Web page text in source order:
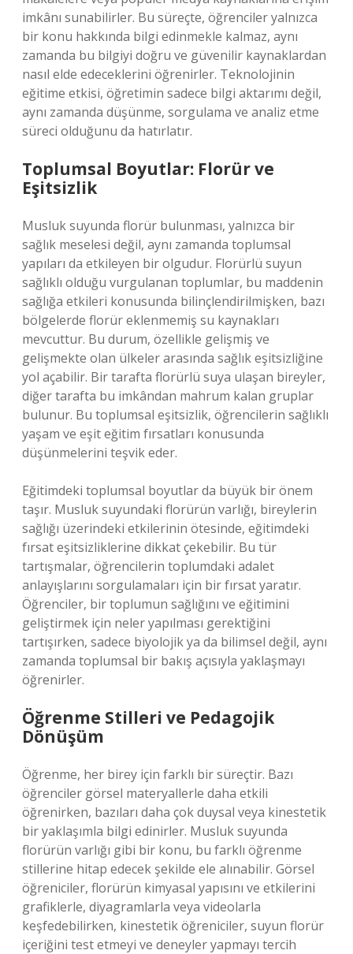
imkânı sunabilirler. Bu süreçte, öğrenciler yalnızca
bir konu hakkında bilgi edinmekle kalmaz, aynı
zamanda bu bilgiyi doğru ve güvenilir kaynaklardan
nasıl elde edeceklerini öğrenirler. Teknolojinin
eğitime etkisi, öğretimin sadece bilgi aktarımı değil,
aynı zamanda düşünme, sorgulama ve analiz etme
süreci olduğunu da hatırlatır.
Toplumsal Boyutlar: Florür ve
Eşitsizlik
Musluk suyunda florür bulunması, yalnızca bir
sağlık meselesi değil, aynı zamanda toplumsal
yapıları da etkileyen bir olgudur. Florürlü suyun
sağlıklı olduğu vurgulanan toplumlar, bu maddenin
sağlığa etkileri konusunda bilinçlendirilmişken, bazı
bölgelerde florür eklenmemiş su kaynakları
mevcuttur. Bu durum, özellikle gelişmiş ve
gelişmekte olan ülkeler arasında sağlık eşitsizliğine
yol açabilir. Bir tarafta florürlü suya ulaşan bireyler,
diğer tarafta bu imkândan mahrum kalan gruplar
bulunur. Bu toplumsal eşitsizlik, öğrencilerin sağlıklı
yaşam ve eşit eğitim fırsatları konusunda
düşünmelerini teşvik eder.
Eğitimdeki toplumsal boyutlar da büyük bir önem
taşır. Musluk suyundaki florürün varlığı, bireylerin
sağlığı üzerindeki etkilerinin ötesinde, eğitimdeki
fırsat eşitsizliklerine dikkat çekebilir. Bu tür
tartışmalar, öğrencilerin toplumdaki adalet
anlayışlarını sorgulamaları için bir fırsat yaratır.
Öğrenciler, bir toplumun sağlığını ve eğitimini
geliştirmek için neler yapılması gerektiğini
tartışırken, sadece biyolojik ya da bilimsel değil, aynı
zamanda toplumsal bir bakış açısıyla yaklaşmayı
öğrenirler.
Öğrenme Stilleri ve Pedagojik
Dönüşüm
Öğrenme, her birey için farklı bir süreçtir. Bazı
öğrenciler görsel materyallerle daha etkili
öğrenirken, bazıları daha çok duysal veya kinestetik
bir yaklaşımla bilgi edinirler. Musluk suyunda
florürün varlığı gibi bir konu, bu farklı öğrenme
stillerine hitap edecek şekilde ele alınabilir. Görsel
öğreniciler, florürün kimyasal yapısını ve etkilerini
grafiklerle, diyagramlarla veya videolarla
keşfedebilirken, kinestetik öğreniciler, suyun florür
içeriğini test etmeyi ve deneyler yapmayı tercih